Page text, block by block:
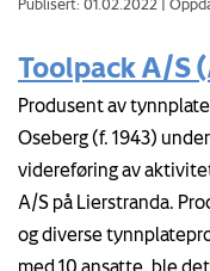
Publisert: 01.02.2022
Toolpack A/S
Produsent av
Oseberg (f. 1943)
videreføring av
A/S på Lierstranda.
og diverse
med 10 ansatte, ble